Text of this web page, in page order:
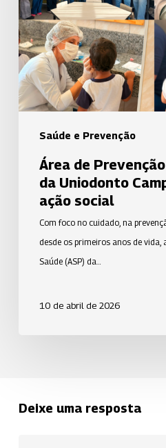
Saúde e Prevenção
Saúde
(ASP)
da
Uniodonto
Campinas
promove
ação
Área de
da Uniodonto
ação social
Com foco no cuidado, na
desde os primeiros anos de vida,
Saúde (ASP) da…
10 de abril de 2026
Deixe uma resposta